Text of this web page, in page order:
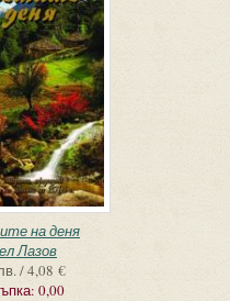
на деня
Лазов
/ 4,08 €
0,00